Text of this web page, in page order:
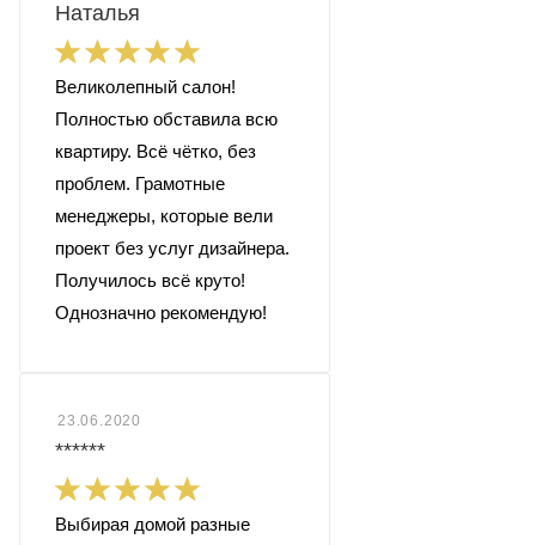
Наталья
Великолепный салон!
Полностью обставила всю
квартиру. Всё чётко, без
проблем. Грамотные
менеджеры, которые вели
проект без услуг дизайнера.
Получилось всё круто!
Однозначно рекомендую!
23.06.2020
******
Выбирая домой разные